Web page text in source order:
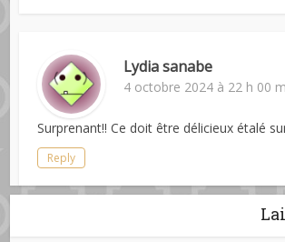
Lydia sanabe
4 octobre 2024 à 22 h 00
Surprenant!! Ce doit être délicieux étalé
Reply